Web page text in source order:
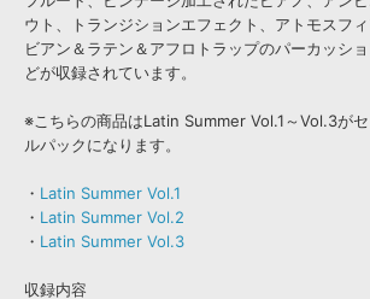
ウト、トランジションエフェクト、アトモスフ
ビアン＆ラテン＆アフロトラップのパーカッシ
どが収録されています。
※こちらの商品はLatin Summer Vol.1～Vol.3が
ルパックになります。
・ Latin Summer Vol.1
・ Latin Summer Vol.2
・ Latin Summer Vol.3
収録内容